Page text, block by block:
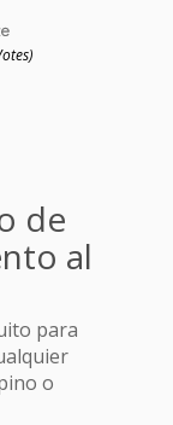
de
al
para
o